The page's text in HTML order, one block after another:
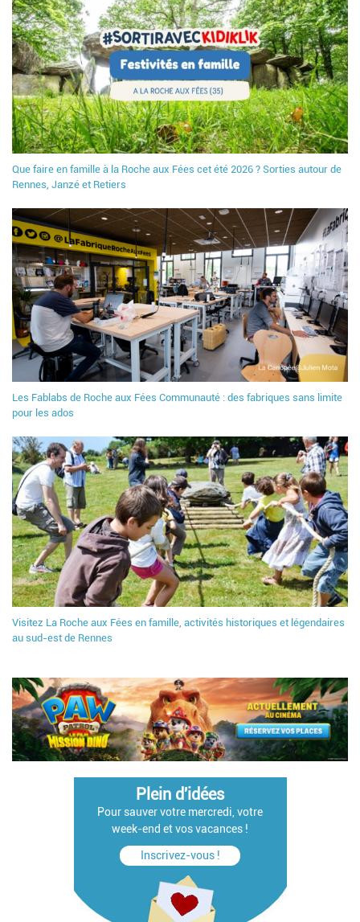
Que faire en famille à la Roche aux Fées cet été 2026 ? Sorties autour de
Rennes, Janzé et Retiers
Les Fablabs de Roche aux Fées Communauté : des fabriques sans limite
pour les ados
Visitez La Roche aux Fées en famille, activités historiques et légendaires
au sud-est de Rennes
Plein d'idées
Pour sauver votre mercredi, votre
week-end et vos vacances !
Inscrivez-vous !